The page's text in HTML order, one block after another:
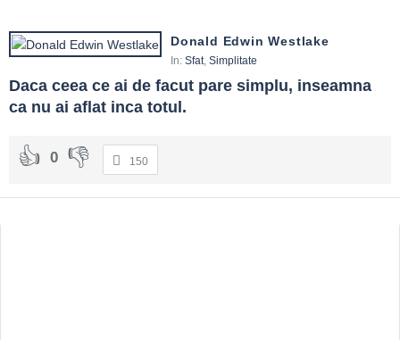
Donald Edwin Westlake
In: Sfat, Simplitate
Daca ceea ce ai de facut pare simplu, inseamna
ca nu ai aflat inca totul.
0 150